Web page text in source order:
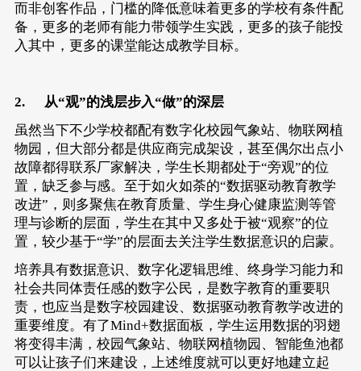
而非创客作品，门槛的降低意味着更多的学校有条件配
备，更多的老师有能力带领学生实践，更多的孩子能投
入其中，更多的课堂能达成教学目标。
2. 从“观”的浅层步入“做”的深层
虽然当下不少学校都配有数字化校园气象站、物联网植
物园，但大部分都是供应商完成架设，甚至偶尔出点小
故障都得联系厂家解决，学生长期都处于“旁观”的位
置，缺乏参与感。至于如火如荼的“数据驱动教育教学
改进”，则多聚焦在教育质量、学生身心健康监测等管
理与诊断的层面，学生在其中又多处于被“观察”的位
置，较少基于“学”的层面去关注学生数据意识的启蒙。
培养具有数据意识、数字化逻辑思维、终身学习能力和
社会共同体责任感的数字公民，是数字教育的重要职
责，也应当是数字校园建设、数据驱动教育教学改进的
重要维度。有了Mind+数据面板，学生运用数据的羽翅
将变得丰满，校园气象站、物联网植物园、智能鱼池都
可以让孩子们来建设，上述维度就可以更好地建立起